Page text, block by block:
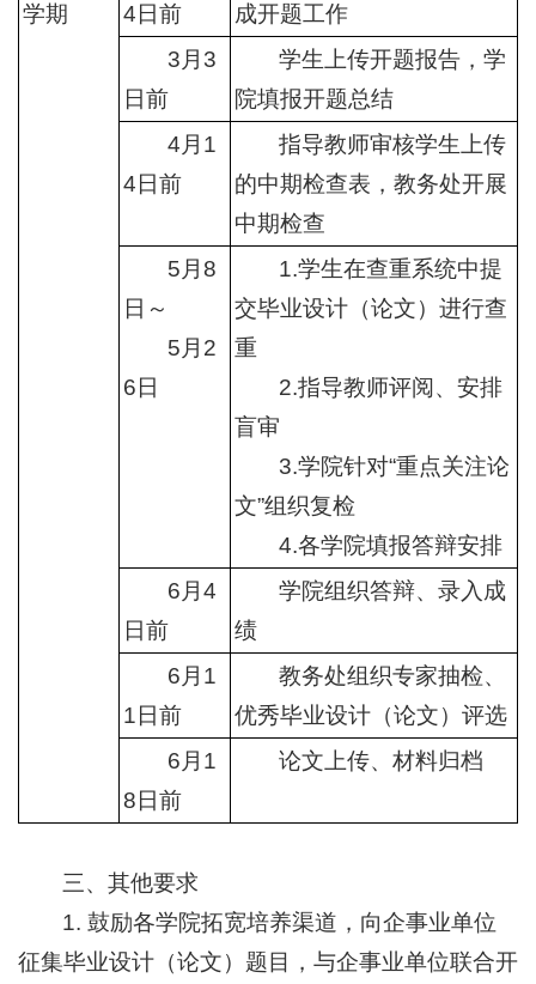
学期
4日前
成开题工作
3月3
日前
学生上传开题报告，学
院填报开题总结
4月1
4日前
指导教师审核学生上传
的中期检查表，教务处开展
中期检查
5月8
日～
5月2
6日
1.学生在查重系统中提
交毕业设计（论文）进行查
重
2.指导教师评阅、安排
盲审
3.学院针对“重点关注论
文”组织复检
4.各学院填报答辩安排
6月4
日前
学院组织答辩、录入成
绩
6月1
1日前
教务处组织专家抽检、
优秀毕业设计（论文）评选
6月1
8日前
论文上传、材料归档
三、其他要求
1. 鼓励各学院拓宽培养渠道，向企事业单位
征集毕业设计（论文）题目，与企事业单位联合开